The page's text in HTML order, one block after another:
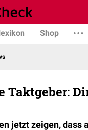
Shop
Taktgeber:
jetzt zeigen, dass